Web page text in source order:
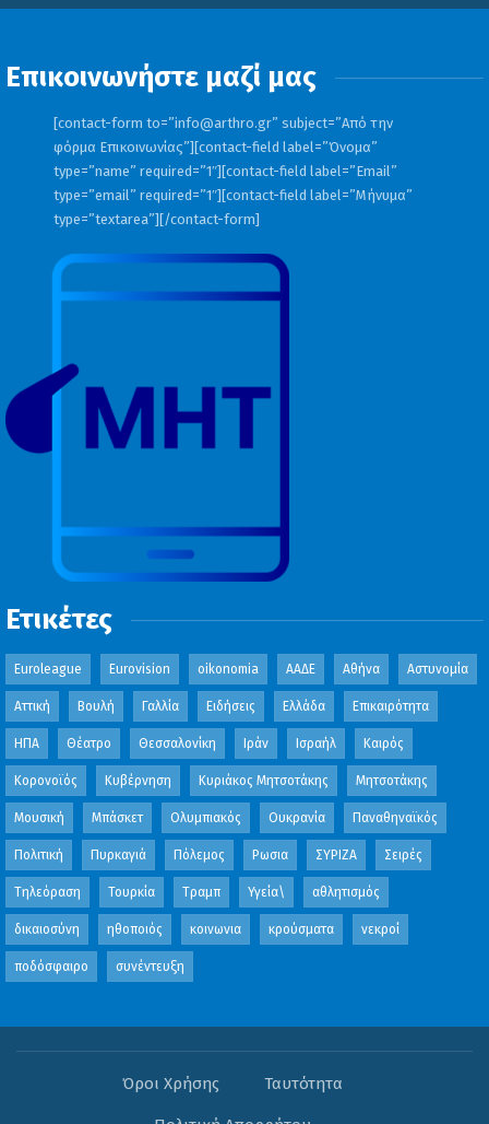
Επικοινωνήστε μαζί μας
[contact-form to=”info@arthro.gr” subject=”Από την
φόρμα Επικοινωνίας”][contact-field label=”Όνομα”
type=”name” required=”1″][contact-field label=”Email”
type=”email” required=”1″][contact-field label=”Μήνυμα”
type=”textarea”][/contact-form]
Ετικέτες
Euroleague Eurovision oikonomia ΑΑΔΕ Αθήνα Αστυνομία
Αττική Βουλή Γαλλία Ειδήσεις Ελλάδα Επικαιρότητα
ΗΠΑ Θέατρο Θεσσαλονίκη Ιράν Ισραήλ Καιρός
Κορονοϊός Κυβέρνηση Κυριάκος Μητσοτάκης Μητσοτάκης
Μουσική Μπάσκετ Ολυμπιακός Ουκρανία Παναθηναϊκός
Πολιτική Πυρκαγιά Πόλεμος Ρωσια ΣΥΡΙΖΑ Σειρές
Τηλεόραση Τουρκία Τραμπ Υγεία\ αθλητισμός
δικαιοσύνη ηθοποιός κοινωνια κρούσματα νεκροί
ποδόσφαιρο συνέντευξη
Όροι Χρήσης Ταυτότητα